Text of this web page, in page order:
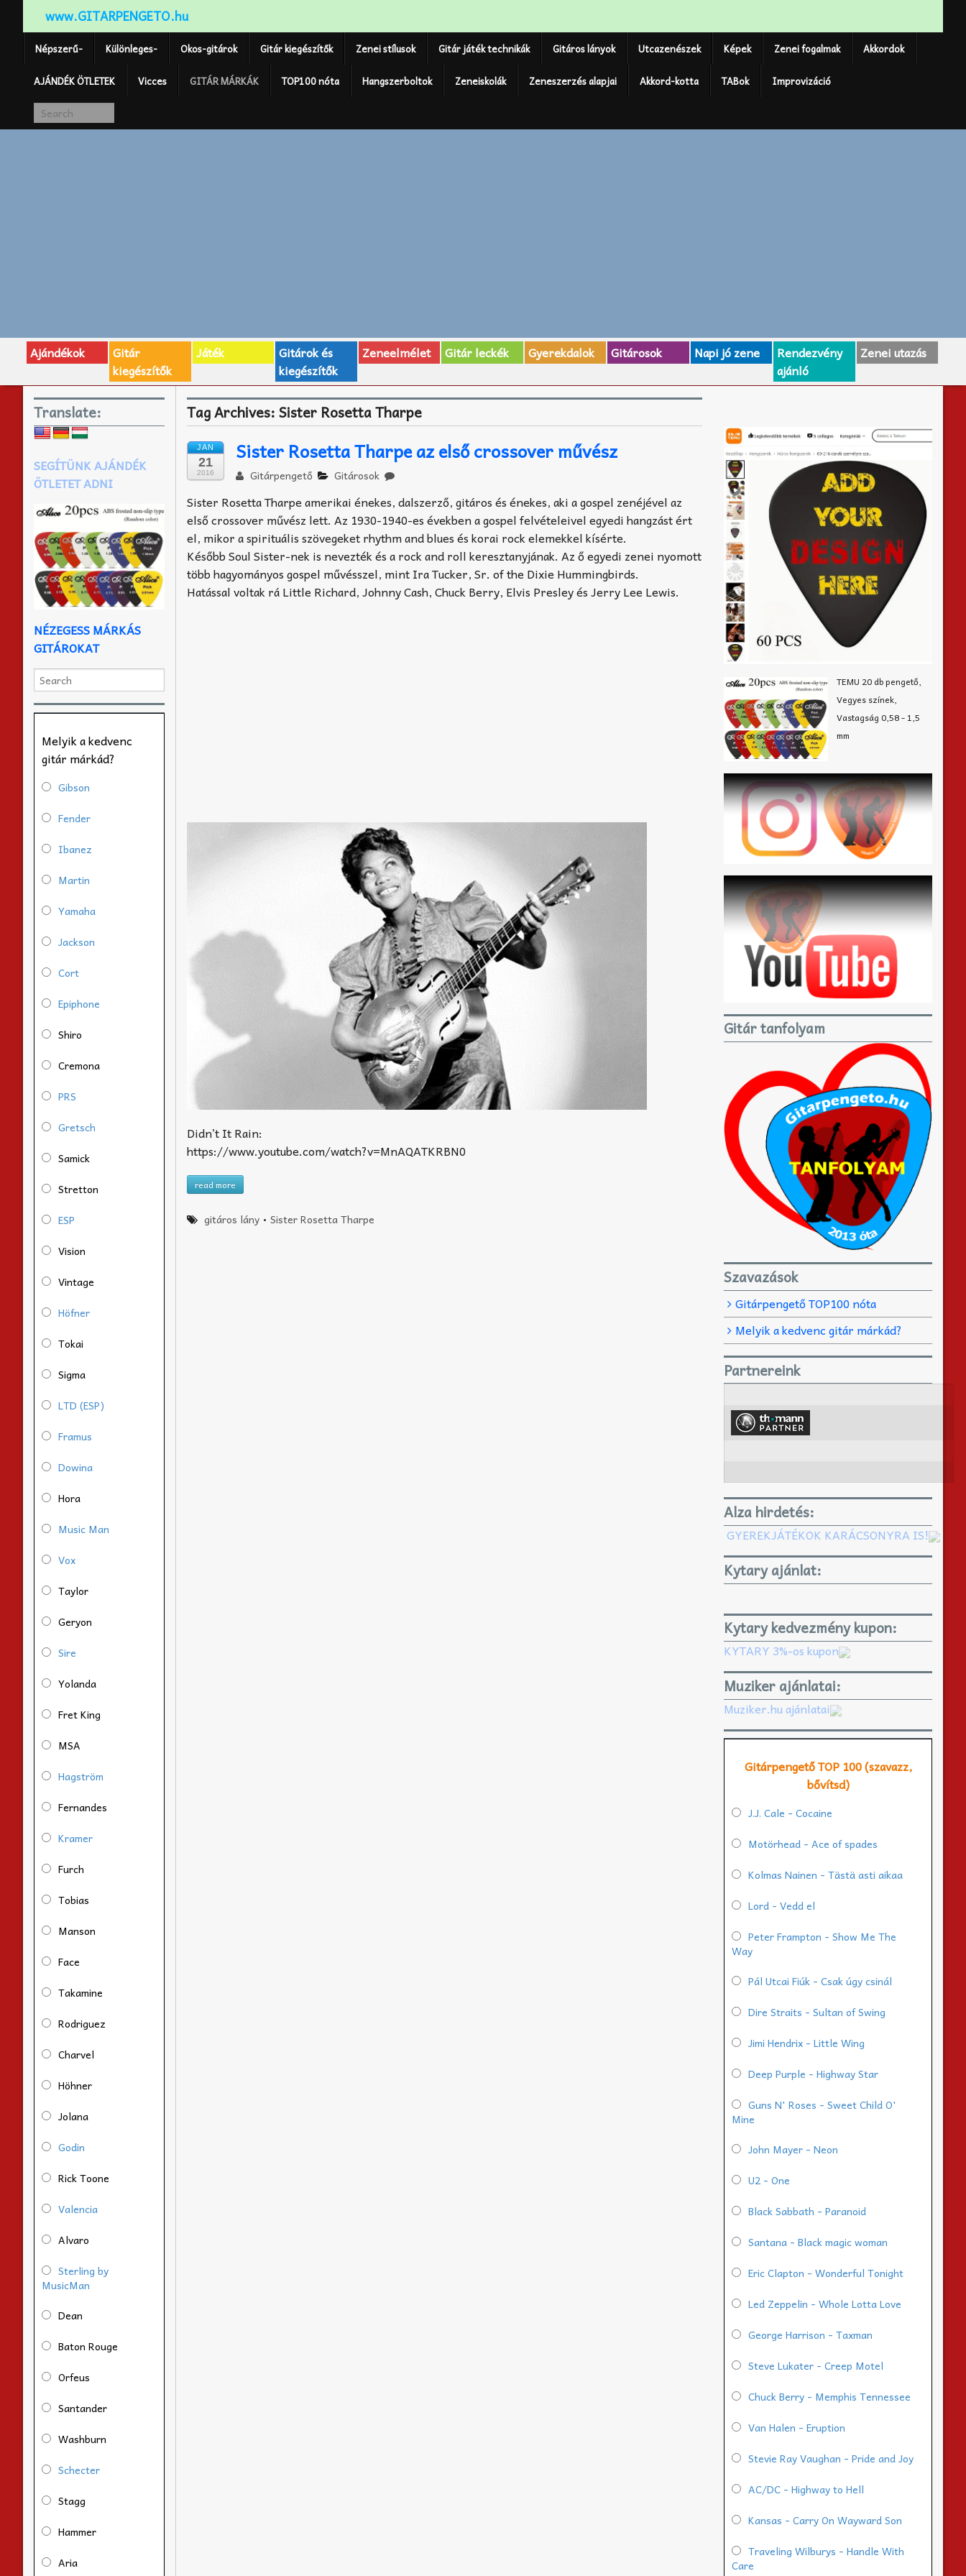
www.GITARPENGETO.hu
Népszerű- Különleges- Okos-gitárok Gitár kiegészítők Zenei stílusok Gitár játék technikák Gitáros lányok Utcazenészek Képek Zenei fogalmak Akkordok
AJÁNDÉK ÖTLETEK Vicces GITÁR MÁRKÁK TOP100 nóta Hangszerboltok Zeneiskolák Zeneszerzés alapjai Akkord-kotta TABok Improvizáció
Ajándékok
Gitár
kiegészítők
Játék
Gitárok és
kiegészítők
Zeneelmélet Gitár leckék Gyerekdalok Gitárosok Napi jó zene
Rendezvény
ajánló
Zenei utazás
Tag Archives:Sister Rosetta Tharpe
JAN
21
2016
Sister Rosetta Tharpe az első crossover művész
Gitárpengető Gitárosok
Sister Rosetta Tharpe amerikai énekes, dalszerző, gitáros és énekes, aki a gospel zenéjével az
első crossover művész lett. Az 1930-1940-es években a gospel felvételeivel egyedi hangzást ért
el, mikor a spirituális szövegeket rhythm and blues és korai rock elemekkel kísérte.
Később Soul Sister-nek is nevezték és a rock and roll keresztanyjának. Az ő egyedi zenei nyomott
több hagyományos gospel művésszel, mint Ira Tucker, Sr. of the Dixie Hummingbirds.
Hatással voltak rá Little Richard, Johnny Cash, Chuck Berry, Elvis Presley és Jerry Lee Lewis.
Didn’t It Rain:
https://www.youtube.com/watch?v=MnAQATKRBN0
read more
gitáros lány• Sister Rosetta Tharpe
Translate:
SEGÍTÜNK AJÁNDÉK
ÖTLETET ADNI
NÉZEGESS MÁRKÁS
GITÁROKAT
Melyik a kedvenc
gitár márkád?
Gibson
Fender
Ibanez
Martin
Yamaha
Jackson
Cort
Epiphone
Shiro
Cremona
PRS
Gretsch
Samick
Stretton
ESP
Vision
Vintage
Höfner
Tokai
Sigma
LTD (ESP)
Framus
Dowina
Hora
Music Man
Vox
Taylor
Geryon
Sire
Yolanda
Fret King
MSA
Hagström
Fernandes
Kramer
Furch
Tobias
Manson
Face
Takamine
Rodriguez
Charvel
Höhner
Jolana
Godin
Rick Toone
Valencia
Alvaro
Sterling by
MusicMan
Dean
Baton Rouge
Orfeus
Santander
Washburn
Schecter
Stagg
Hammer
Aria
TEMU 20 db pengető,
Vegyes színek,
Vastagság 0,58 - 1,5
mm
Gitár tanfolyam
Szavazások
Gitárpengető TOP100 nóta
Melyik a kedvenc gitár márkád?
Partnereink
Alza hirdetés:
GYEREKJÁTÉKOK KARÁCSONYRA IS!
Kytary ajánlat:
Kytary kedvezmény kupon:
KYTARY 3%-os kupon
Muziker ajánlatai:
Muziker.hu ajánlatai
Gitárpengető TOP 100 (szavazz,
bővítsd)
J.J. Cale - Cocaine
Motörhead - Ace of spades
Kolmas Nainen - Tästä asti aikaa
Lord - Vedd el
Peter Frampton - Show Me The
Way
Pál Utcai Fiúk - Csak úgy csinál
Dire Straits - Sultan of Swing
Jimi Hendrix - Little Wing
Deep Purple - Highway Star
Guns N' Roses - Sweet Child O'
Mine
John Mayer - Neon
U2 - One
Black Sabbath - Paranoid
Santana - Black magic woman
Eric Clapton - Wonderful Tonight
Led Zeppelin - Whole Lotta Love
George Harrison - Taxman
Steve Lukater - Creep Motel
Chuck Berry - Memphis Tennessee
Van Halen - Eruption
Stevie Ray Vaughan - Pride and Joy
AC/DC - Highway to Hell
Kansas - Carry On Wayward Son
Traveling Wilburys - Handle With
Care